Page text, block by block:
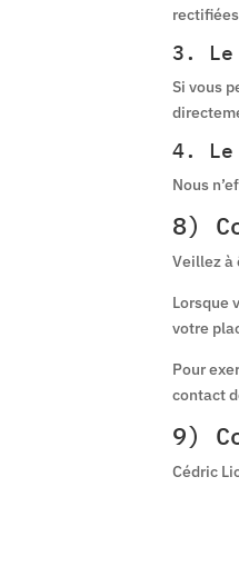
3. Le
Si vous
4. Le
Nous
8)
Veillez à
Lorsque
votre
Pour
contact
9)
Cédric